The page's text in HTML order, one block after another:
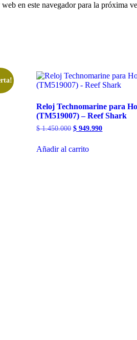
en este navegador para la próxima
Reloj Technomarine para
(TM519007) – Reef Shark
$1.450.000 El
original
era:
$ 949.990El
Añadir al carrito